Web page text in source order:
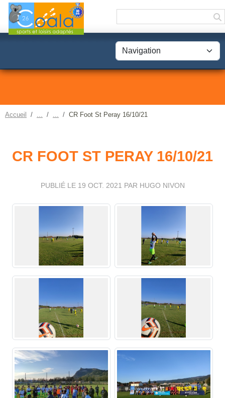
Accueil CR Foot St Peray 16/10/21
CR FOOT ST PERAY 16/10/21
PUBLIÉ LE 19 OCT. 2021 PAR HUGO NIVON
Panneau de gestion des cookies